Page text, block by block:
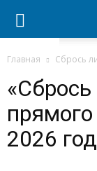
Главная Сбрось
2026